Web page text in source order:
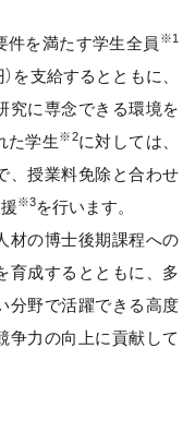
を満たす学生全員 ※1
を支給するとともに、
究に専念できる環境を
た学生※2に対しては、
、授業料免除と合わせ
※3を行います。
材の博士後期課程への
育成するとともに、多
分野で活躍できる高度
争力の向上に貢献して